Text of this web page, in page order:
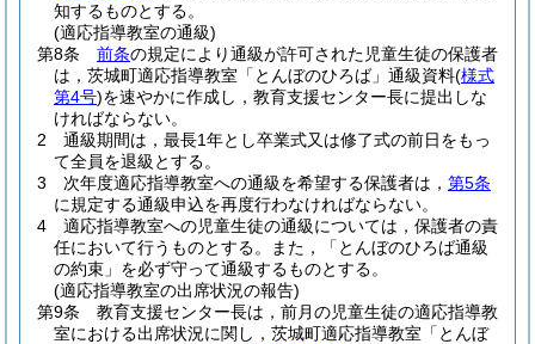
知するものとする。
(適応指導教室の通級)
第8条
前条の規定により通級が許可された児童生徒の保護者
は，茨城町適応指導教室「とんぼのひろば」通級資料(様式
第4号)を速やかに作成し，教育支援センター長に提出しな
ければならない。
2
通級期間は，最長1年とし卒業式又は修了式の前日をもっ
て全員を退級とする。
3
次年度適応指導教室への通級を希望する保護者は， 第5条
に規定する通級申込を再度行わなければならない。
4
適応指導教室への児童生徒の通級については，保護者の責
任において行うものとする。
また，「とんぼのひろば通級
の約束」を必ず守って通級するものとする。
(適応指導教室の出席状況の報告)
第9条
教育支援センター長は，前月の児童生徒の適応指導教
室における出席状況に関し，茨城町適応指導教室「とんぼ